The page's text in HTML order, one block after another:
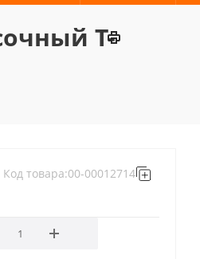
T-
Код товара:00-00012714